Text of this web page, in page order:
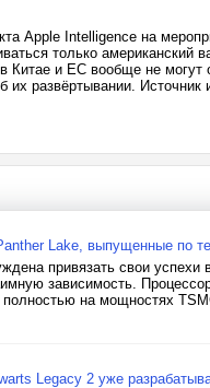
Apple Intelligence на
только американский
и ЕС вообще не могут
их развёртывании. Источник
Lake, выпущенные по
привязать свои успехи
зависимость.
на мощностях
Legacy 2 уже